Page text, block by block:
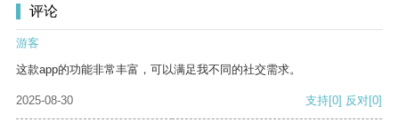
评论
游客
这款app的功能非常丰富，可以满足我不同的社交需求。
2025-08-30 支持[0] 反对[0]